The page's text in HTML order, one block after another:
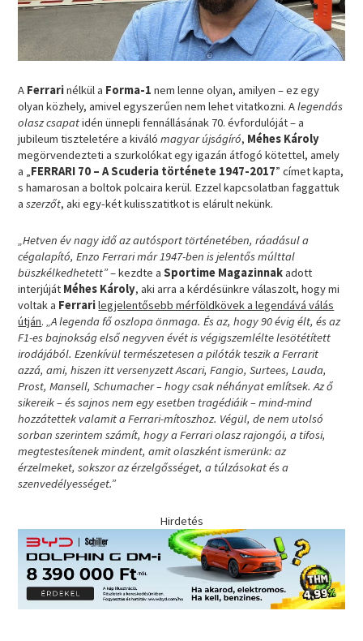
A Ferrarinélkül a Forma-1 nem lenne olyan, amilyen – ez egy
olyan közhely, amivel egyszerűen nem lehet vitatkozni. Alegendás
olasz csapatidén ünnepli fennállásának 70. évfordulóját – a
jubileum tiszteletére a kiválómagyar újságíró, Méhes Károly
megörvendezteti a szurkolókat egy igazán átfogó kötettel, amely
a „FERRARI 70 – A Scuderia története 1947-2017” címet kapta,
s hamarosan a boltok polcaira kerül. Ezzel kapcsolatban faggattuk
aszerzőt, aki egy-két kulisszatitkot is elárult nekünk.
„Hetven év nagy idő az autósport történetében, ráadásul a
cégalapító, Enzo Ferrari már 1947-ben is jelentős múlttal
büszkélkedhetett”– kezdte aSportime Magazinnakadott
interjúját Méhes Károly, aki arra a kérdésünkre válaszolt, hogy mi
voltak a Ferrarilegjelentősebb mérföldkövek a legendává válás
útján.„A legenda fő oszlopa önmaga. És az, hogy 90 évig élt, és az
F1-es bajnokság első negyven évét is végigszemlélte lesötétített
irodájából. Ezenkívül természetesen a pilóták teszik a Ferrarit
azzá, ami, hiszen itt versenyzett Ascari, Fangio, Surtees, Lauda,
Prost, Mansell, Schumacher – hogy csak néhányat említsek. Az ő
sikereik – és sajnos nem egy esetben tragédiáik – mind-mind
hozzátettek valamit a Ferrari-mítoszhoz. Végül, de nem utolsó
sorban szerintem számít, hogy a Ferrari olasz rajongói, a tifosi,
megtestesítenek mindent, amit olaszként ismerünk: az
érzelmeket, sokszor az érzelgősséget, a túlzásokat és a
szenvedélyességet.”
Hirdetés